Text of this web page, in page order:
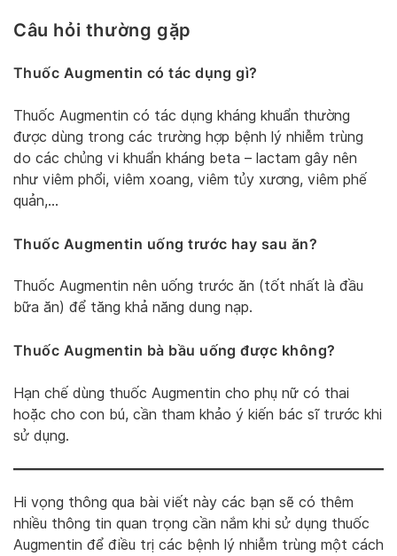
Câu hỏi thường gặp
Thuốc Augmentin có tác dụng gì?
Thuốc Augmentin có tác dụng kháng khuẩn thường
được dùng trong các trường hợp bệnh lý nhiễm trùng
do các chủng vi khuẩn kháng beta – lactam gây nên
như viêm phổi, viêm xoang, viêm tủy xương, viêm phế
quản,…
Thuốc Augmentin uống trước hay sau ăn?
Thuốc Augmentin nên uống trước ăn (tốt nhất là đầu
bữa ăn) để tăng khả năng dung nạp.
Thuốc Augmentin bà bầu uống được không?
Hạn chế dùng thuốc Augmentin cho phụ nữ có thai
hoặc cho con bú, cần tham khảo ý kiến bác sĩ trước khi
sử dụng.
Hi vọng thông qua bài viết này các bạn sẽ có thêm
nhiều thông tin quan trọng cần nắm khi sử dụng thuốc
Augmentin để điều trị các bệnh lý nhiễm trùng một cách